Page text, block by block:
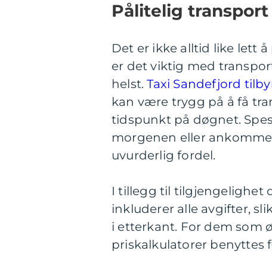
Pålitelig
Det er ikke alltid like lett
er det viktig med
helst.Taxi Sandefjord
kan være trygg på å få
tidspunkt på døgnet.
morgenen eller
uvurderlig fordel.
I tillegg til tilgjengelighet
inkluderer alle avgifter,
i etterkant. For dem som
priskalkulatorer benyttes